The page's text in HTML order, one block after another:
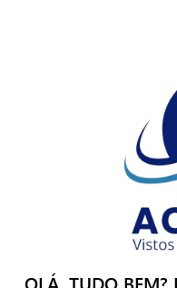
OLÁ, TUDO BEM?